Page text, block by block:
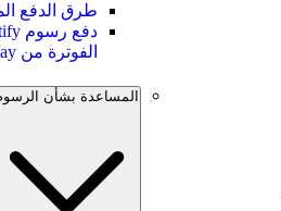
طرق الدفع
الفوترة من Google Play
المساعدة بشأن